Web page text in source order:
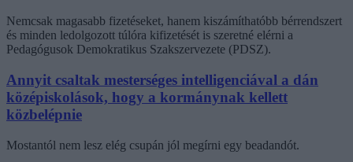
Nemcsak magasabb fizetéseket, hanem kiszámíthatóbb bérrendszert
és minden ledolgozott túlóra kifizetését is szeretné elérni a
Pedagógusok Demokratikus Szakszervezete (PDSZ).
Annyit csaltak mesterséges intelligenciával a dán
középiskolások, hogy a kormánynak kellett
közbelépnie
Mostantól nem lesz elég csupán jól megírni egy beadandót.